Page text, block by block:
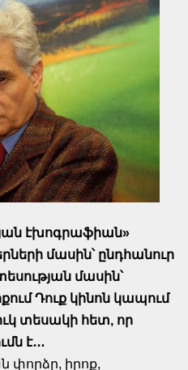
էխոգրաֆիան»
մասին՝ ընդհանուր
մասին՝
Դուք կինոն կապում
տեսակի հետ, որ
է․․․
փորձը, իրոք,